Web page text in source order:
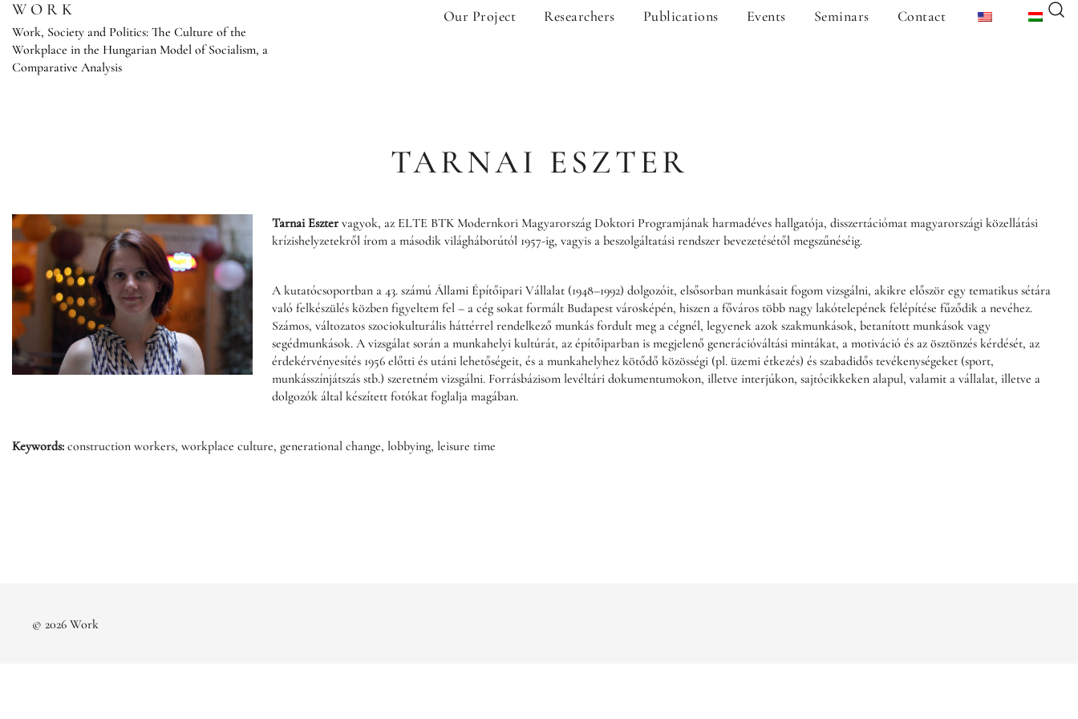
Skip
content
WORK
Work, Society and Politics: The Culture of the
Workplace in the Hungarian Model of Socialism, a
Comparative Analysis
Our Project Researchers Publications Events Seminars Contact
TARNAI ESZTER
Tarnai Eszter vagyok, az ELTE BTK Modernkori Magyarország Doktori Programjának harmadéves hallgatója, disszertációmat magyarországi közellátási
krízishelyzetekről írom a második világháborútól 1957-ig, vagyis a beszolgáltatási rendszer bevezetésétől megszűnéséig.
A kutatócsoportban a 43. számú Állami Építőipari Vállalat (1948–1992) dolgozóit, elsősorban munkásait fogom vizsgálni, akikre először egy tematikus sétára
való felkészülés közben figyeltem fel – a cég sokat formált Budapest városképén, hiszen a főváros több nagy lakótelepének felépítése fűződik a nevéhez.
Számos, változatos szociokulturális háttérrel rendelkező munkás fordult meg a cégnél, legyenek azok szakmunkások, betanított munkások vagy
segédmunkások. A vizsgálat során a munkahelyi kultúrát, az építőiparban is megjelenő generációváltási mintákat, a motiváció és az ösztönzés kérdését, az
érdekérvényesítés 1956 előtti és utáni lehetőségeit, és a munkahelyhez kötődő közösségi (pl. üzemi étkezés) és szabadidős tevékenységeket (sport,
munkásszínjátszás stb.) szeretném vizsgálni. Forrásbázisom levéltári dokumentumokon, illetve interjúkon, sajtócikkeken alapul, valamit a vállalat, illetve a
dolgozók által készített fotókat foglalja magában.
Keywords: construction workers, workplace culture, generational change, lobbying, leisure time
© 2026 Work